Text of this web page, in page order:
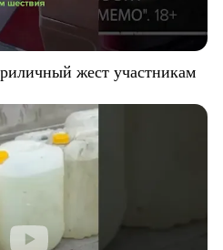
жест участникам